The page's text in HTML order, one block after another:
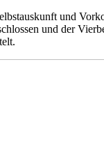
und
und der